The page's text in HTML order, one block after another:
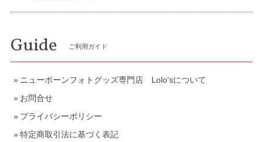
Guide ご利用ガイド
ニューボーンフォトグッズ専門店 Lolo'sについて
お問合せ
プライバシーポリシー
特定商取引法に基づく表記